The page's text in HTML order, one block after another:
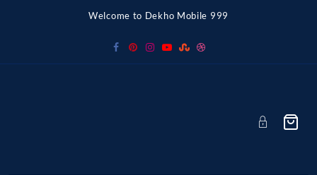
Welcome to Dekho Mobile 999